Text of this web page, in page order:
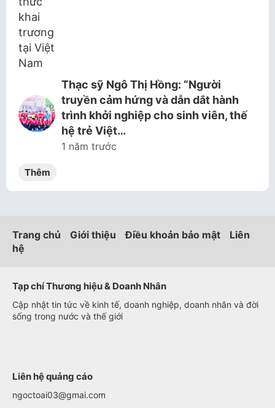
Thạc sỹ Ngô Thị Hồng: “Người
truyền cảm hứng và dẫn dắt hành
trình khởi nghiệp cho sinh viên, thế
hệ trẻ Việt…
1 năm trước
Thêm
Trang chủ Giới thiệu Điều khoản bảo mật
Liên
hệ
Tạp chí Thương hiệu & Doanh Nhân
Cập nhật tin tức về kinh tế, doanh nghiệp, doanh nhân và đời
sống trong nước và thế giới
Liên hệ quảng cáo
ngoctoai03@gmai.com